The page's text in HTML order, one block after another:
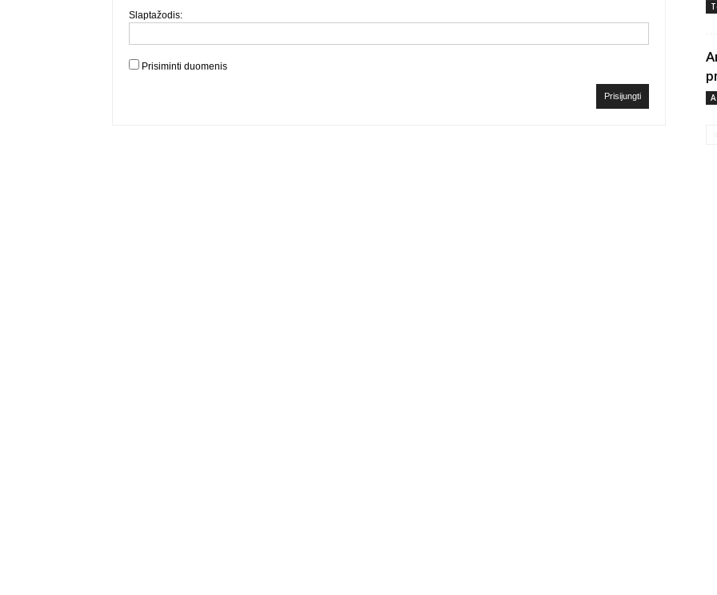
Slaptažodis:
Prisiminti duomenis
Prisijungti